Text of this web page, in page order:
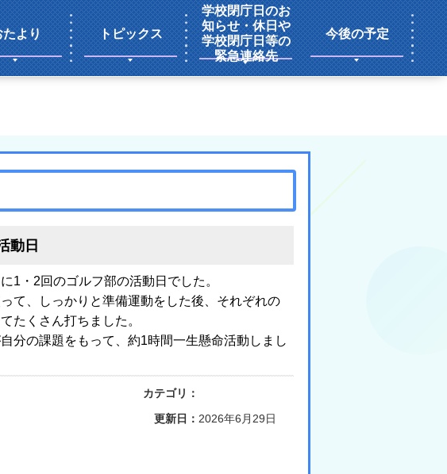
たより トピックス
学校閉庁日のお
知らせ・休日や
学校閉庁日等の
緊急連絡先
今後の予定
動日
1・2回のゴルフ部の活動日でした。
て、しっかりと準備運動をした後、それぞれの
たくさん打ちました。
分の課題をもって、約1時間一生懸命活動しまし
カテゴリ：
更新日： 2026年6月29日